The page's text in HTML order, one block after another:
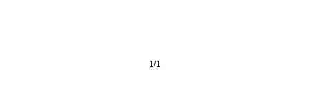
1/1